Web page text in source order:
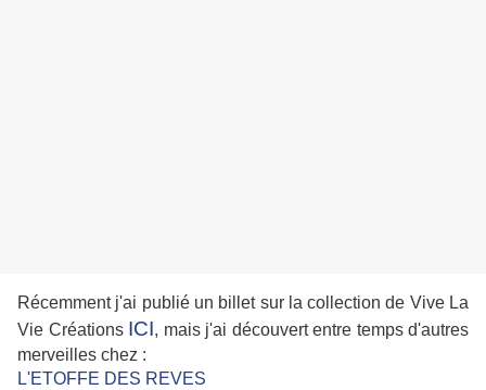
Récemment j'ai publié un billet sur la collection de Vive La
Vie Créations ICI, mais j'ai découvert entre temps d'autres
merveilles chez :
L'ETOFFE DES REVES